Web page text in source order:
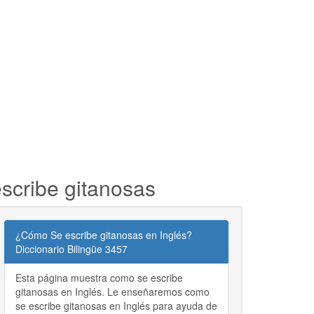
gitanosas
¿Cómo Se escribe gitanosas en Inglés?
Diccionario Bilingüe 3457
Esta página muestra como se escribe
gitanosas en Inglés. Le enseñaremos como
se escribe gitanosas en Inglés para ayuda de